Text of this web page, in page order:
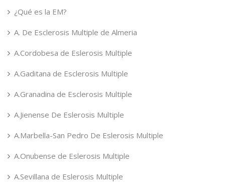
¿Qué es la EM?
A. De Esclerosis Multiple de Almeria
A.Cordobesa de Eslerosis Multiple
A.Gaditana de Esclerosis Multiple
A.Granadina de Esclerosis Multiple
A.Jienense De Eslerosis Multiple
A.Marbella-San Pedro De Eslerosis Multiple
A.Onubense de Eslerosis Multiple
A.Sevillana de Eslerosis Multiple